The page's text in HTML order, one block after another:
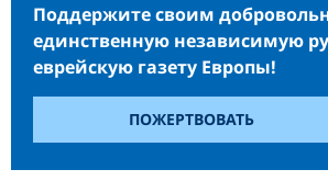
Поддержите своим
единственную независимую
еврейскую газету Европы!
ПОЖЕРТВОВАТЬ